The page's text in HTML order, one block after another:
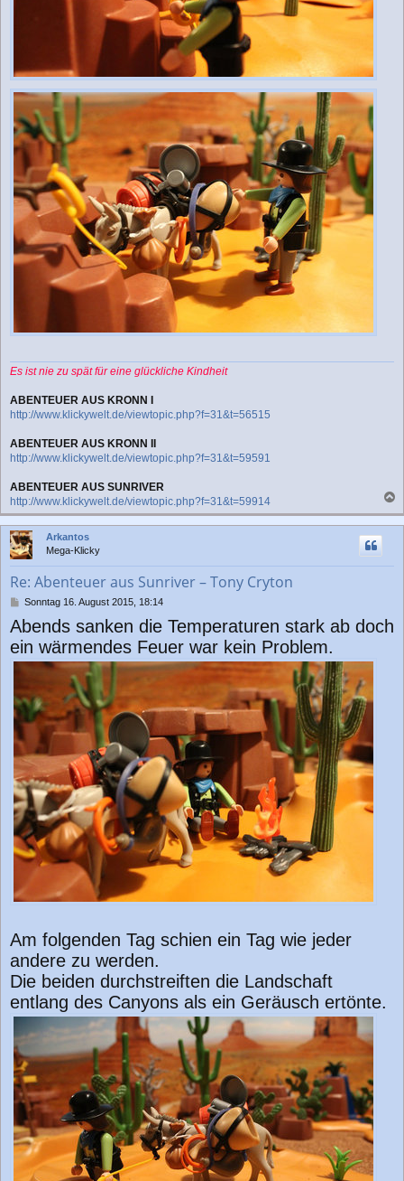
Es ist nie zu spät für eine glückliche Kindheit
ABENTEUER AUS KRONN I
http://www.klickywelt.de/viewtopic.php?f=31&t=56515
ABENTEUER AUS KRONN II
http://www.klickywelt.de/viewtopic.php?f=31&t=59591
ABENTEUER AUS SUNRIVER
http://www.klickywelt.de/viewtopic.php?f=31&t=59914
a
c
Arkantos
Mega-Klicky
Re: Abenteuer aus Sunriver – Tony Cryton
B
i
t
r
Sonntag 16. August 2015, 18:14
Abends sanken die Temperaturen stark ab doch
ein wärmendes Feuer war kein Problem.
Am folgenden Tag schien ein Tag wie jeder
andere zu werden.
Die beiden durchstreiften die Landschaft
entlang des Canyons als ein Geräusch ertönte.